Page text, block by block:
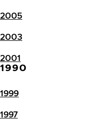
2005
2003
2001
1990
1999
1997